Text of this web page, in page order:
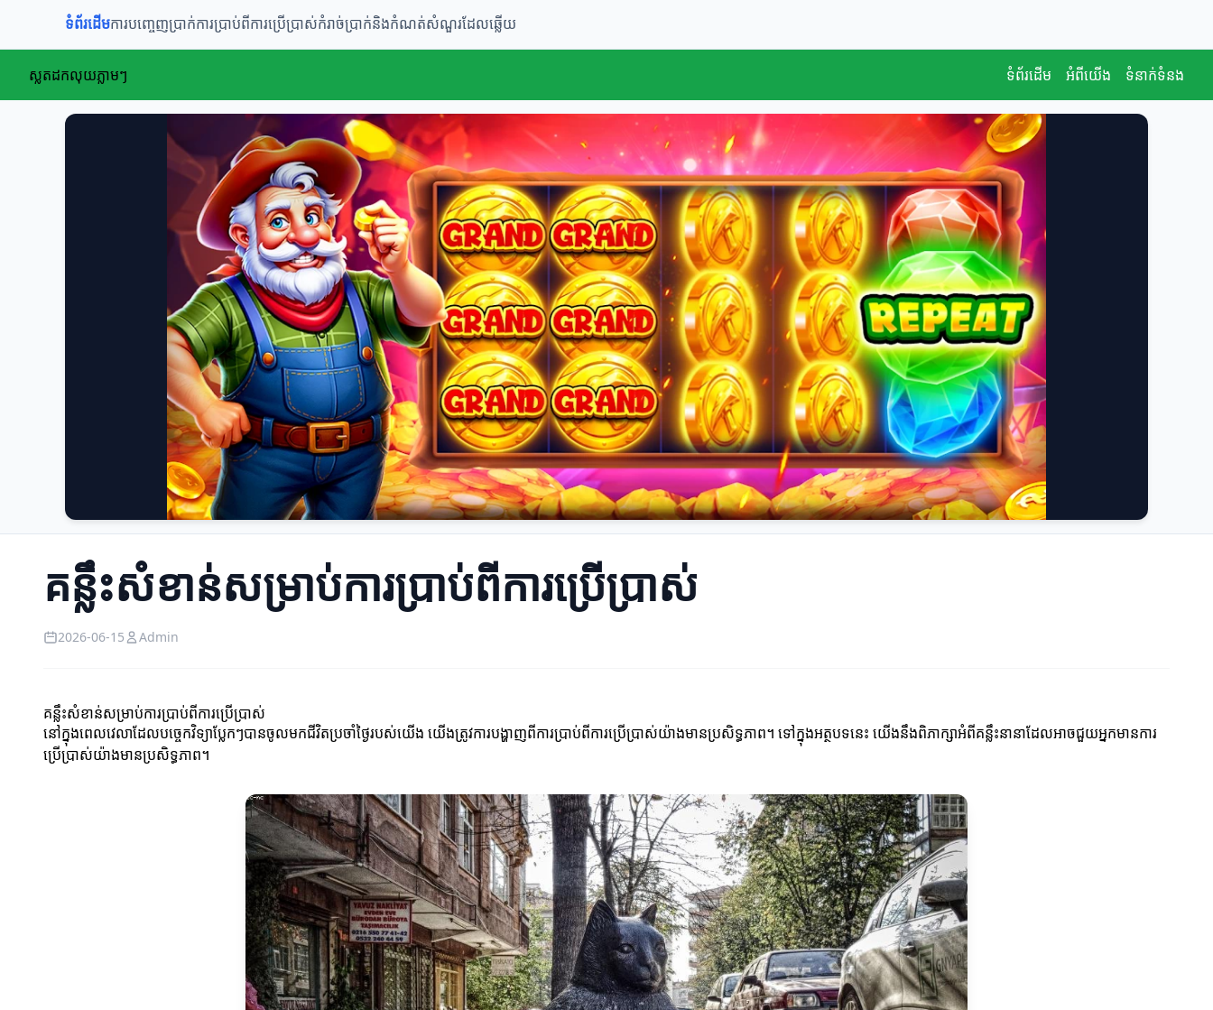
ទំព័រដើមការបញ្ចេញប្រាក់ការប្រាប់ពីការប្រើប្រាស់កំរាច់ប្រាក់និងកំណត់សំណួរដែលឆ្លើយ
ស្លតដកលុយភ្លាមៗ ទំព័រដើម អំពីយើង ទំនាក់ទំនង
គន្លឹះសំខាន់សម្រាប់ការប្រាប់ពីការប្រើប្រាស់
2026-06-15 Admin
គន្លឹះសំខាន់សម្រាប់ការប្រាប់ពីការប្រើប្រាស់
នៅក្នុងពេលវេលាដែលបច្ចេកវិទ្យាប្លែកៗបានចូលមកជីវិតប្រចាំថ្ងៃរបស់យើង យើងត្រូវការបង្ហាញពីការប្រាប់ពីការប្រើប្រាស់យ៉ាងមានប្រសិទ្ធភាព។ ទៅក្នុងអត្ថបទនេះ យើងនឹងពិភាក្សាអំពីគន្លឹះនានាដែលអាចជួយអ្នកមានការ
ប្រើប្រាស់យ៉ាងមានប្រសិទ្ធភាព។